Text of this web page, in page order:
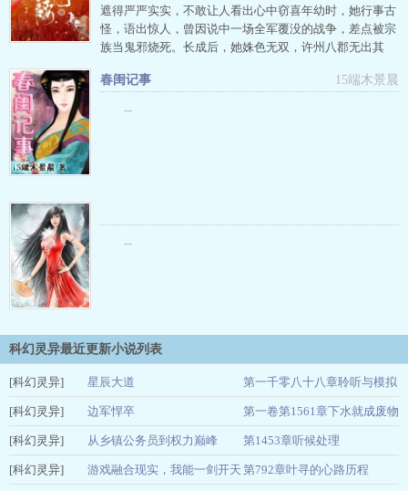
遮得严严实实，不敢让人看出心中窃喜年幼时，她行事古
怪，语出惊人，曾因说中一场全军覆没的战争，差点被宗
族当鬼邪烧死。长成后，她姝色无双，许州八郡无出其
何从？不求良人白头到老，但求此生横行霸道。上辈子冯
15端木景晨
春闺记事
...
...
科幻灵异最近更新小说列表
[科幻灵异] 星辰大道 第一千零八十八章聆听与模拟
随散飘风 04-26
[科幻灵异] 边军悍卒 第一卷第1561章下水就成废物
木有金箍
[科幻灵异] 从乡镇公务员到权力巅峰 第1453章听候处理
南方椰湾
[科幻灵异] 游戏融合现实，我能一剑开天 第792章叶寻的心路历程